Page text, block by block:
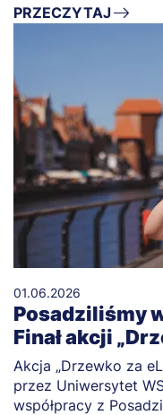
PRZECZYTAJ
01.06.2026
Posadziliśmy
Finał akcji
Akcja „Drzewko za
przez Uniwersytet
współpracy z